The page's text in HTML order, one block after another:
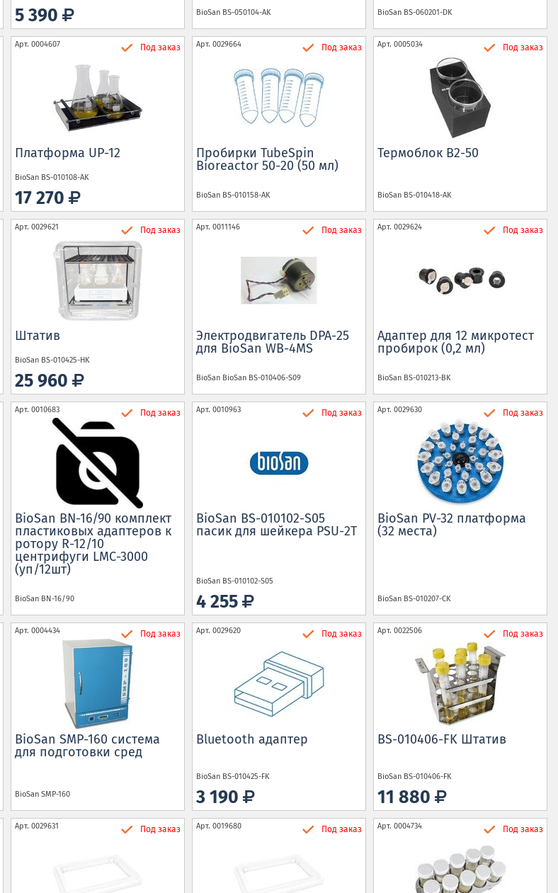
5 390 BioSan BS-050104-AK BioSan BS-060201-DK
Арт. 0004607 Под заказ
Платформа UP-12
BioSan BS-010108-AK
17 270
Арт. 0029664 Под заказ
Пробирки TubeSpin
Bioreactor 50-20 (50 мл)
BioSan BS-010158-AK
Арт. 0005034 Под заказ
Термоблок B2-50
BioSan BS-010418-AK
Арт. 0029621 Под заказ
Штатив
BioSan BS-010425-HK
25 960
Арт. 0011146 Под заказ
Электродвигатель DPA-25
для BioSan WB-4MS
BioSan BioSan BS-010406-S09
Арт. 0029624 Под заказ
Aдаптер для 12 микротест
пробирок (0,2 мл)
BioSan BS-010213-BK
Арт. 0010683 Под заказ
BioSan BN-16/90 комплект
пластиковых адаптеров к
ротору R-12/10
центрифуги LMC-3000
(уп/12шт)
BioSan BN-16/90
Арт. 0010963 Под заказ
BioSan BS-010102-S05
пасик для шейкера PSU-2T
BioSan BS-010102-S05
4 255
Арт. 0029630 Под заказ
BioSan PV-32 платформа
(32 места)
BioSan BS-010207-CK
Арт. 0004434 Под заказ
BioSan SMP-160 cистема
для подготовки сред
BioSan SMP-160
Арт. 0029620 Под заказ
Bluetooth адаптер
BioSan BS-010425-FK
3 190
Арт. 0022506 Под заказ
BS-010406-FK Штатив
BioSan BS-010406-FK
11 880
Арт. 0029631 Под заказ Арт. 0019680 Под заказ Арт. 0004734 Под заказ